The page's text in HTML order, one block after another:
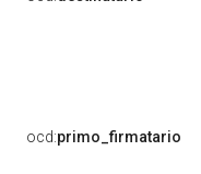
ocd:primo_firmatario